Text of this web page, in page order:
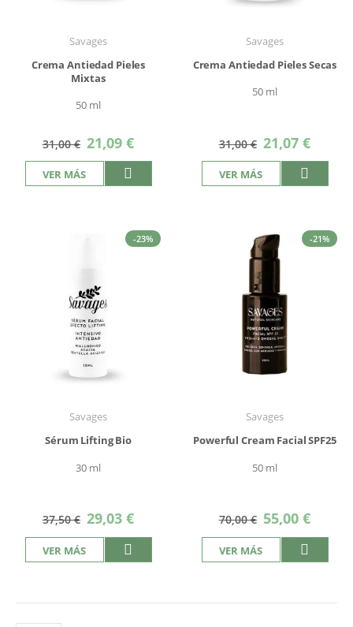
Savages
Crema Antiedad Pieles
Mixtas
50 ml
31,00 € Precio
especial
21,09 €
VER MÁS
Savages
Crema Antiedad Pieles Secas
50 ml
31,00 € Precio
especial
21,07 €
VER MÁS
-23%
Savages
Sérum Lifting Bio
30 ml
37,50 € Precio
especial
29,03 €
VER MÁS
-21%
Savages
Powerful Cream Facial SPF25
50 ml
70,00 € Precio
especial
55,00 €
VER MÁS